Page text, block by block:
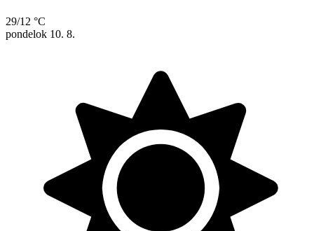
29/12 °C
pondelok 10. 8.